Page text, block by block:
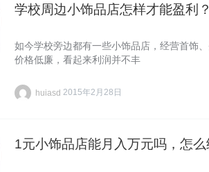
学校周边小饰品店怎样才能盈利？
如今学校旁边都有一些小饰品店，经营首饰
价格低廉，看起来利润并不丰
huiasd 2015年2月28日
1元小饰品店能月入万元吗，怎么